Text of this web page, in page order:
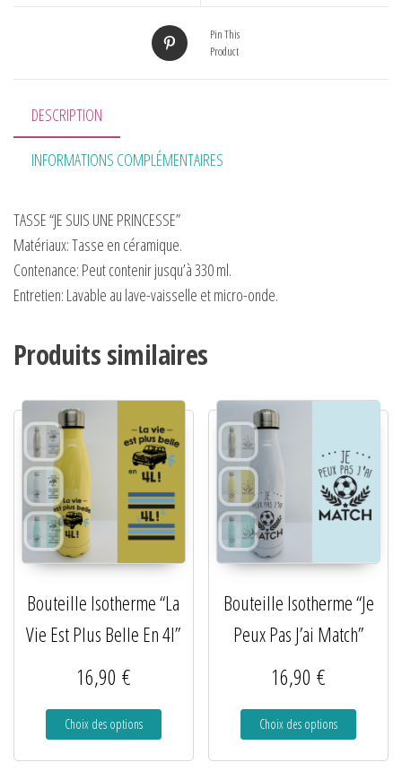
Pin This
Product
DESCRIPTION
INFORMATIONS COMPLÉMENTAIRES
TASSE “JE SUIS UNE PRINCESSE”
Matériaux:Tasse en céramique.
Contenance: Peut contenir jusqu’à 330 ml.
Entretien: Lavable au lave-vaisselle et micro-onde.
Produits similaires
Bouteille Isotherme “La
Vie Est Plus Belle En 4l”
16,90 €
Choix des options
Bouteille Isotherme “Je
Peux Pas J’ai Match”
16,90€
Choix des options